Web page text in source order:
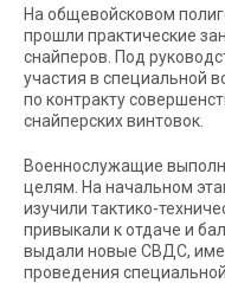
На общевойсковом
прошли практические
снайперов. Под
участия в специальной
по контракту
снайперских винтовок.
Военнослужащие
целям. На начальном
изучили тактико-
привыкали к отдаче и
выдали новые СВДС,
проведения